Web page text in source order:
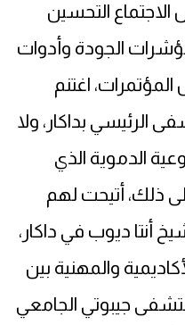
التحسين
الجودة وأدوات
اغتنم
الرئيسي بداكار، ولا
الدموية الذي
ذلك، أتيحت لهم
أنتا ديوب في داكار،
والمهنية بين
جيبوتي الجامعي